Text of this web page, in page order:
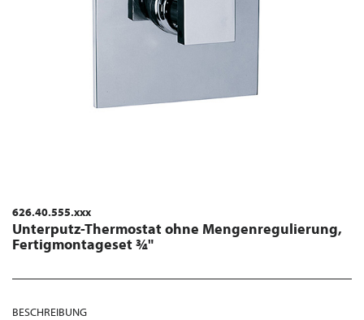
626.40.555.xxx
Unterputz-Thermostat ohne Mengenregulierung,
Fertigmontageset ¾"
BESCHREIBUNG